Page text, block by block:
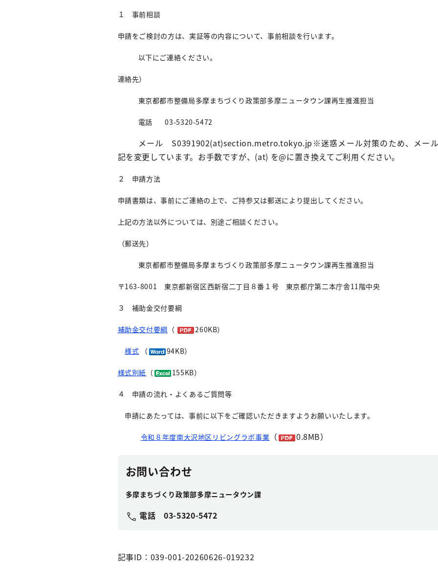
１ 事前相談
申請をご検討の方は、実証等の内容について、事前相談を行います。
以下にご連絡ください。
連絡先）
東京都都市整備局多摩まちづくり政策部多摩ニュータウン課再生推進担当
電話 03-5320-5472
メール S0391902(at)section.metro.tokyo.jp※迷惑メール対策のため、メー
記を変更しています。お手数ですが、(at) を@に置き換えてご利用ください。
２ 申請方法
申請書類は、事前にご連絡の上で、ご持参又は郵送により提出してください。
上記の方法以外については、別途ご相談ください。
（郵送先）
東京都都市整備局多摩まちづくり政策部多摩ニュータウン課再生推進担当
〒163-8001 東京都新宿区西新宿二丁目８番１号 東京都庁第二本庁舎11階中央
３ 補助金交付要綱
補助金交付要綱 （ 260KB）
様式 （ 94KB）
様式別紙 （ 155KB）
４ 申請の流れ・よくあるご質問等
申請にあたっては、事前に以下をご確認いただきますようお願いいたします。
令和８年度南大沢地区リビングラボ事業 （ 0.8MB）
お問い合わせ
多摩まちづくり政策部多摩ニュータウン課
電話 03-5320-5472
記事ID：039-001-20260626-019232